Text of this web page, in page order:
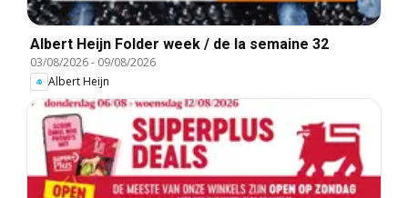
Albert Heijn Folder week / de la semaine 32
03/08/2026- 09/08/2026
Albert Heijn